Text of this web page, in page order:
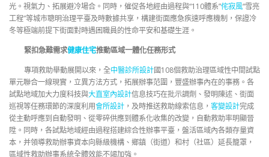
光。視氣力、拓展避冷場合。同時，催促各地經由過程與“110體系”侘寂風“雪亮
工程”等城市聰明治理平臺及時數據共享，構建街面應急疾速呼應機制，保證冷
冬等極端前提下街面對時遇困職員的性命平安和基礎生涯。
緊扣急難需求健康住宅推動區域一體化任務形式
專項救助舉動展開以來，全中醫診所設計國108個救助治理區域性中間試點
單元聯合一線現實，立異方法方式，拓展辦事范圍，豐盛辦事內在的事務。各
試點地域加大力度科技與大直室內設計信息技巧在批示調劑、發明陳述、街面
巡視等任務環節的深度利用會所設計 ，及時推送救助線索信息， 客變設計完成
從主動呼應到自動發明、從零碎供應到體系化收集的改變，自動救助率明顯晉
陞。同時，各試點地域經由過程搭建綜合性辦事平臺，盤活區域內各類存量資
本，并領導救助辦事資本向縣級機構、鄉鎮（街道）和村（社區）延長籠罩，
區域性救助辦事系統全體效能不竭加強。